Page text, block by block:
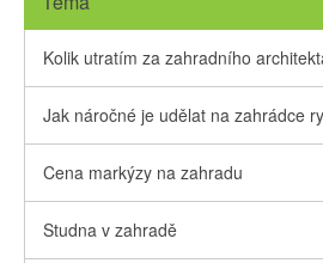
Kolik utratím za zahradního
Jak náročné je udělat na zahrádce
Cena markýzy na zahradu
Studna v zahradě